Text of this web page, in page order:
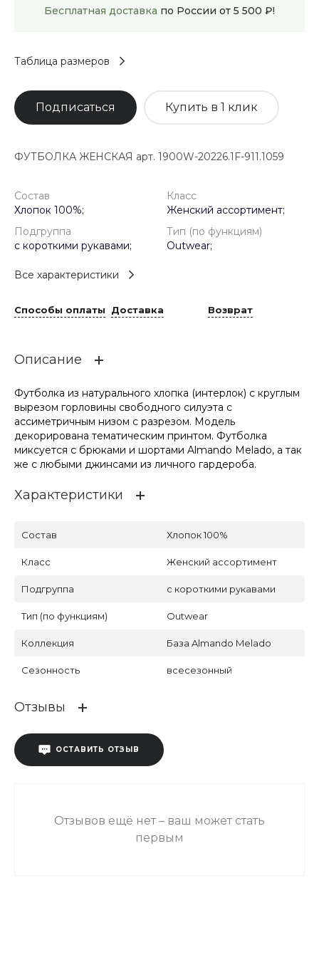
Бесплатная доставка по России от 5 500 ₽!
Таблица размеров
Подписаться Купить в 1 клик
ФУТБОЛКА ЖЕНСКАЯ арт. 1900W-20226.1F-911.1059
Состав
Хлопок 100%;
Класс
Женский ассортимент;
Подгруппа
с короткими рукавами;
Тип (по функциям)
Outwear;
Все характеристики
Способы оплаты Доставка Возврат
Описание
Футболка из натурального хлопка (интерлок) с круглым
вырезом горловины свободного силуэта с
ассиметричным низом с разрезом. Модель
декорирована тематическим принтом. Футболка
миксуется с брюками и шортами Almando Melado, а так
же с любыми джинсами из личного гардероба.
Характеристики
Состав Хлопок 100%
Класс Женский ассортимент
Подгруппа с короткими рукавами
Тип (по функциям) Outwear
Коллекция База Almando Melado
Сезонность всесезонный
Отзывы
ОСТАВИТЬ ОТЗЫВ
Отзывов ещё нет – ваш может стать
первым